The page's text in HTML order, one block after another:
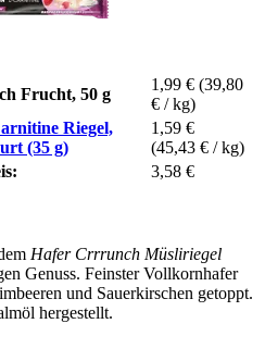
Frucht, 50 g
1,99 € (39,80
€ / kg)
Riegel,
(35 g)
1,59 €
(45,43 € / kg)
3,58 €
Hafer Crrrunch Müsliriegel
Genuss. Feinster Vollkornhafer
und Sauerkirschen getoppt.
hergestellt.